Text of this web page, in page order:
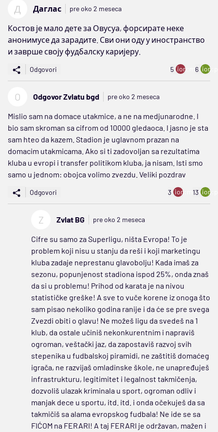
Д Даглас pre oko 2 meseca
Костов је мало дете за Овусуа, форсирате неке
анонимусе да зарадите. Сви они оду у иностранство
и заврше своју фудбалску каријеру.
Odgovori 5 ion:minus
6
O Odgovor Zvlatu bgd pre oko 2 meseca
Mislio sam na domace utakmice, a ne na medjunarodne. I
bio sam skroman sa cifrom od 10000 gledaoca. I jasno je sta
sam hteo da kazem. Stadion je uglavnom prazan na
domacim utakmicama. Ako si ti zadovoljan sa rezultatima
kluba u evropi i transfer politikom kluba, ja nisam. Isti smo
samo u jednom: obojca volimo zvezdu. Veliki pozdrav
Odgovori 3 ion:minus
13
Z Zvlat BG pre oko 2 meseca
Cifre su samo za Superligu, ništa Evropa! To je
problem koji nisu u stanju da reši i koji marketingu
kluba zadaje neprestanu glavobolju! Kada imaš za
sezonu, popunjenost stadiona ispod 25%, onda znaš
da si u problemu! Prihod od karata je na nivou
statističke greške! A sve to vuče korene iz onoga što
sam pisao nekoliko godina ranije i da će se pre svega
Zvezdi obiti o glavu! Ne možeš ligu da svedeš na 1
klub, da ostale učiniš nekonkurentnim i napraviš
ogroman, veštački jaz, da zapostaviš razvoj svih
stepenika u fudbalskoj piramidi, ne zaštitiš domaćeg
igrača, ne razvijaš omladinske škole, ne unapređuješ
infrastrukturu, legitimitet i legalnost takmičenja,
dozvoliš ulazak kriminala u sport, ogroman odliv i
manjak dece u sportu, itd. itd. i onda očekuješ da sa
takmičiš sa alama evropskog fudbala! Ne ide se sa
FIĆOM na FERARI! A taj FERARI je održavan, mažen i